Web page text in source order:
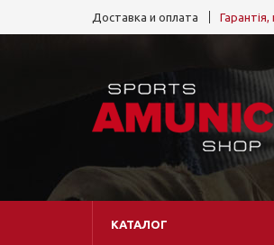
Доставка и оплата
КАТАЛОГ